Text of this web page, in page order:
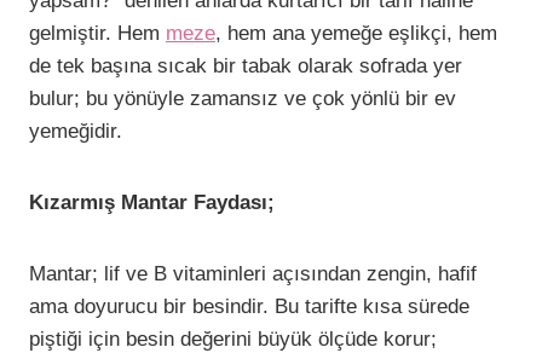
gelmiştir. Hem meze, hem ana yemeğe eşlikçi, hem
de tek başına sıcak bir tabak olarak sofrada yer
bulur; bu yönüyle zamansız ve çok yönlü bir ev
yemeğidir.
Kızarmış Mantar Faydası;
Mantar; lif ve B vitaminleri açısından zengin, hafif
ama doyurucu bir besindir. Bu tarifte kısa sürede
piştiği için besin değerini büyük ölçüde korur;